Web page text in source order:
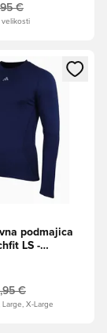
€
velikosti
za prijavo ali
podmajica
LS -
€
Large, X-Large